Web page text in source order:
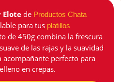
Elote de Productos Chata
para tus platillos
de 450g combina la frescura
de las rajas y la suavidad
acompañante perfecto para
en crepas.